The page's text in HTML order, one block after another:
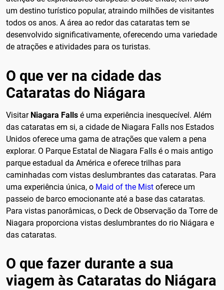
um destino turístico popular, atraindo milhões de visitantes
todos os anos. A área ao redor das cataratas tem se
desenvolvido significativamente, oferecendo uma variedade
de atrações e atividades para os turistas.
O que ver na cidade das
Cataratas do Niágara
Visitar Niagara Falls é uma experiência inesquecível. Além
das cataratas em si, a cidade de Niagara Falls nos Estados
Unidos oferece uma gama de atrações que valem a pena
explorar. O Parque Estatal de Niagara Falls é o mais antigo
parque estadual da América e oferece trilhas para
caminhadas com vistas deslumbrantes das cataratas. Para
uma experiência única, o Maid of the Mist oferece um
passeio de barco emocionante até a base das cataratas.
Para vistas panorâmicas, o Deck de Observação da Torre de
Niagara proporciona vistas deslumbrantes do rio Niágara e
das cataratas.
O que fazer durante a sua
viagem às Cataratas do Niágara